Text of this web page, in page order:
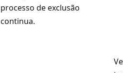
processo de exclusão
continua.